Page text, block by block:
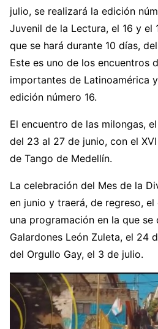
julio, se realizará la edición
Juvenil de la Lectura, el 16 y el
que se hará durante 10 días,
Este es uno de los encuentros
importantes de Latinoamérica
edición número 16.
El encuentro de las milongas,
del 23 al 27 de junio, con el
de Tango de Medellín.
La celebración del Mes de la
en junio y traerá, de regreso,
una programación en la que se
Galardones León Zuleta, el 24
del Orgullo Gay, el 3 de julio.